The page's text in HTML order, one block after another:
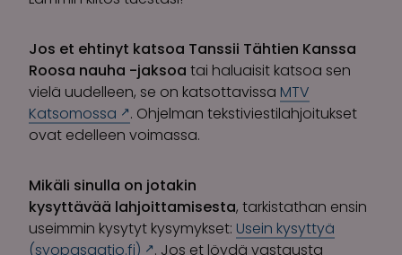
Jos et ehtinyt katsoa Tanssii Tähtien Kanssa
Roosa nauha -jaksoa tai haluaisit katsoa sen
vielä uudelleen, se on katsottavissa MTV
Katsomossa
. Ohjelman tekstiviestilahjoitukset
ovat edelleen voimassa.
Mikäli sinulla on jotakin
kysyttävää lahjoittamisesta, tarkistathan ensin
useimmin kysytyt kysymykset: Usein kysyttyä
(syopasaatio.fi)
. Jos et löydä vastausta